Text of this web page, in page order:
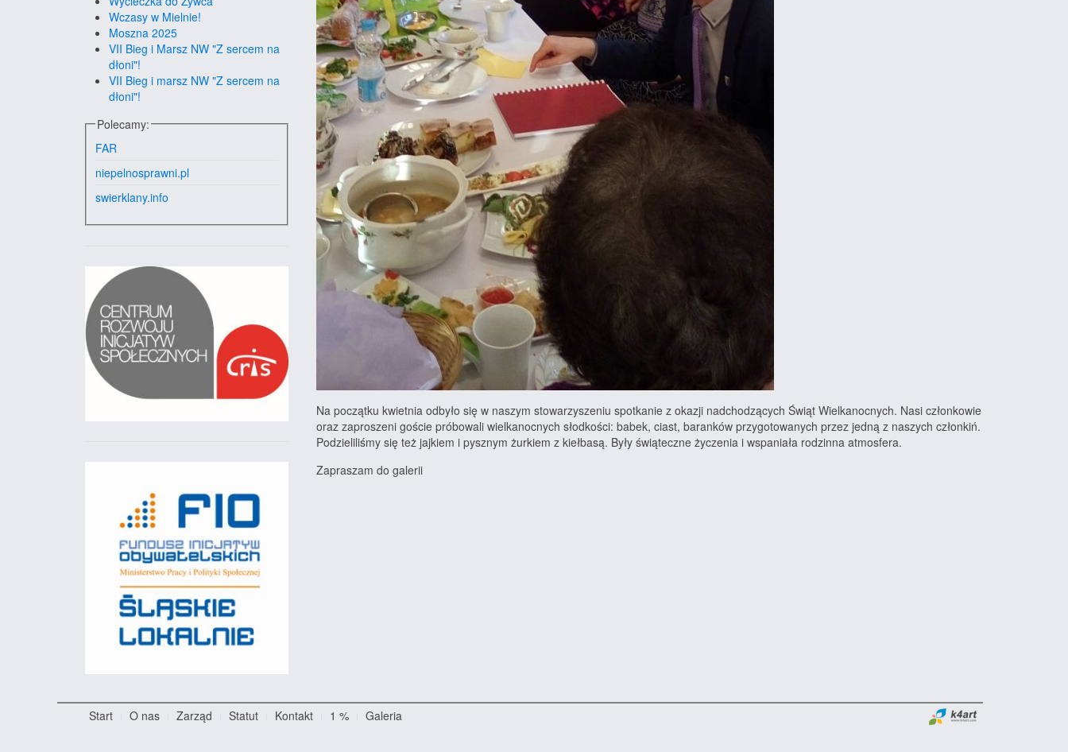
Wczasy w Mielnie!
Moszna 2025
VII Bieg i Marsz NW "Z sercem na
dłoni"!
VII Bieg i marsz NW "Z sercem na
dłoni"!
Polecamy:
FAR
niepelnosprawni.pl
swierklany.info
Na początku kwietnia odbyło się w naszym stowarzyszeniu spotkanie z okazji nadchodzących Świąt Wielkanocnych. Nasi członkowie
oraz zaproszeni gościepróbowali wielkanocnych słodkości: babek, ciast, baranków przygotowanych przez jedną z naszych członkiń.
Podzieliliśmy się też jajkiem i pysznym żurkiem z kiełbasą. Były świąteczne życzenia i wspaniała rodzinna atmosfera.
Zapraszam do galerii
Start O nas Zarząd Statut Kontakt 1 % Galeria